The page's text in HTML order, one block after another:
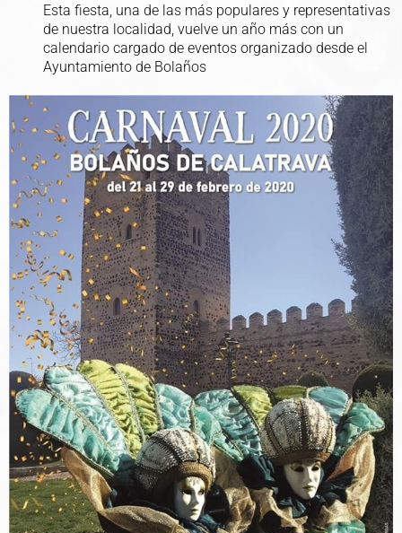
Esta fiesta, una de las más populares y representativas
de nuestra localidad, vuelve un año más con un
calendario cargado de eventos organizado desde el
Ayuntamiento de Bolaños